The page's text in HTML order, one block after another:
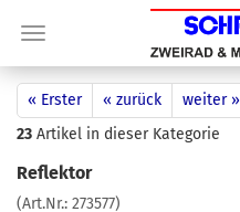
« Erster « zurück weiter »
23 Artikel in dieser Kategorie
Reflektor
(Art.Nr.: 273577)